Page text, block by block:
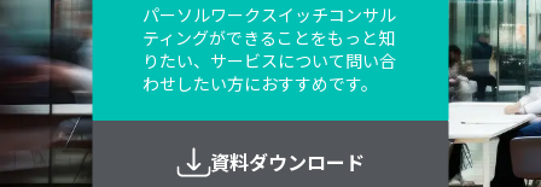
パーソルワークスイッチコンサル
ティングができることをもっと知
りたい、サービスについて問い合
わせしたい方におすすめです。
資料ダウンロード